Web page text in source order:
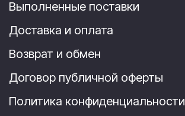
Выполненные поставки
Доставка и оплата
Возврат и обмен
Договор публичной оферты
Политика конфиденциальности